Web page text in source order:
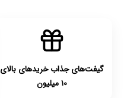
گیفت‌های جذاب خریدهای بالای
۱۰ میلیون